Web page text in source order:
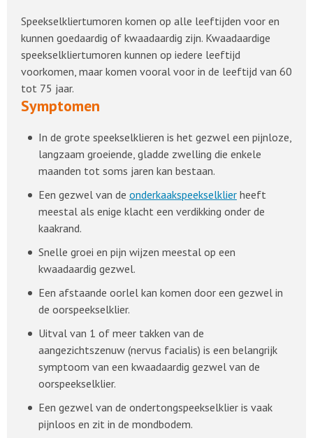
Speekselkliertumoren komen op alle leeftijden voor en
kunnen goedaardig of kwaadaardig zijn. Kwaadaardige
speekselkliertumoren kunnen op iedere leeftijd
voorkomen, maar komen vooral voor in de leeftijd van 60
tot 75 jaar.
Symptomen
In de grote speekselklieren is het gezwel een pijnloze,
langzaam groeiende, gladde zwelling die enkele
maanden tot soms jaren kan bestaan.
Een gezwel van de onderkaakspeekselklier heeft
meestal als enige klacht een verdikking onder de
kaakrand.
Snelle groei en pijn wijzen meestal op een
kwaadaardig gezwel.
Een afstaande oorlel kan komen door een gezwel in
de oorspeekselklier.
Uitval van 1 of meer takken van de
aangezichtszenuw (nervus facialis) is een belangrijk
symptoom van een kwaadaardig gezwel van de
oorspeekselklier.
Een gezwel van de ondertongspeekselklier is vaak
pijnloos en zit in de mondbodem.